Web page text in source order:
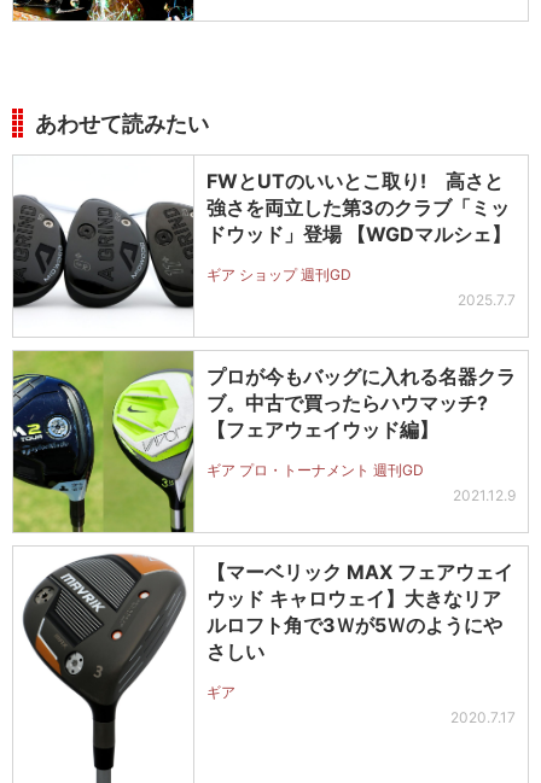
あわせて読みたい
FWとUTのいいとこ取り! 高さと
強さを両立した第3のクラブ「ミッ
ドウッド」登場 【WGDマルシェ】
ギア ショップ 週刊GD
2025.7.7
プロが今もバッグに入れる名器クラ
ブ。中古で買ったらハウマッチ?
【フェアウェイウッド編】
ギア プロ・トーナメント 週刊GD
2021.12.9
【マーベリック MAX フェアウェイ
ウッド キャロウェイ】大きなリア
ルロフト角で3Ｗが5Ｗのようにや
さしい
ギア
2020.7.17